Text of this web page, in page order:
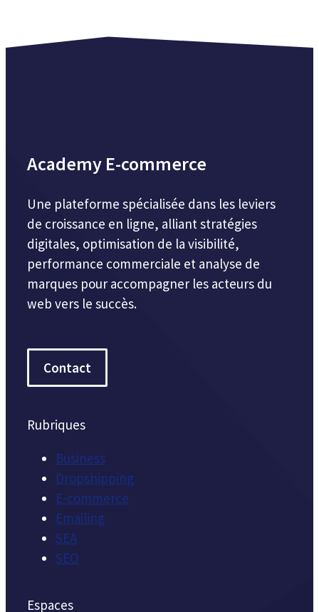
Academy E-commerce
Une plateforme spécialisée dans les leviers
de croissance en ligne, alliant stratégies
digitales, optimisation de la visibilité,
performance commerciale et analyse de
marques pour accompagner les acteurs du
web vers le succès.
Contact
Rubriques
Business
Dropshipping
E-commerce
Emailing
SEA
SEO
Espaces